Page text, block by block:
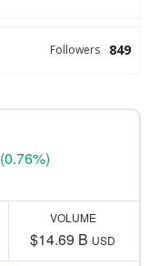
849
Followers
(0.76%)
VOLUME
$14.69 B USD